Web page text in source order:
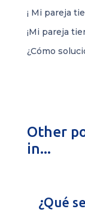
¡ Mi pareja
¡Mi pareja
¿Cómo
Other
in...
¿Qué